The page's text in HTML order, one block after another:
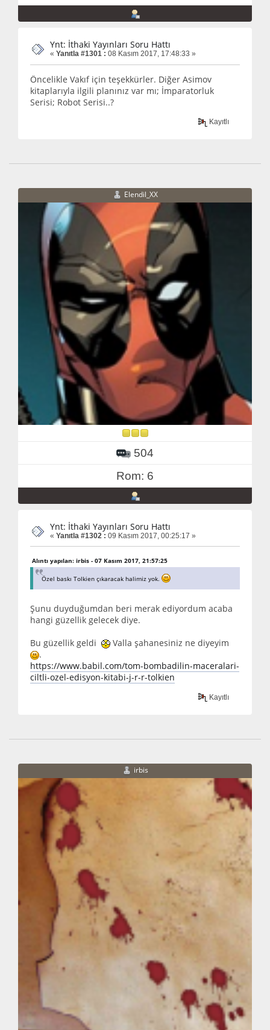
Ynt: İthaki Yayınları Soru Hattı
« Yanıtla #1301 : 08 Kasım 2017, 17:48:33 »
Öncelikle Vakıf için teşekkürler. Diğer Asimov
kitaplarıyla ilgili planınız var mı; İmparatorluk
Serisi; Robot Serisi..?
Kayıtlı
Elendil_XX
504
Rom: 6
Ynt: İthaki Yayınları Soru Hattı
« Yanıtla #1302 : 09 Kasım 2017, 00:25:17 »
Alıntı yapılan: irbis - 07 Kasım 2017, 21:57:25
Özel baskı Tolkien çıkaracak halimiz yok.
Şunu duyduğumdan beri merak ediyordum acaba
hangi güzellik gelecek diye.
Bu güzellik geldi
Valla şahanesiniz ne diyeyim
.
https://www.babil.com/tom-bombadilin-maceralari-
ciltli-ozel-edisyon-kitabi-j-r-r-tolkien
Kayıtlı
irbis